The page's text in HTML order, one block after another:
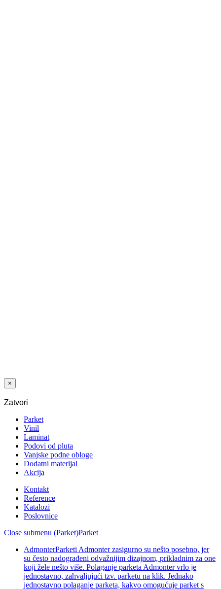
×
Zatvori
Parket
Vinil
Laminat
Podovi od pluta
Vanjske podne obloge
Dodatni materijal
Akcija
Kontakt
Reference
Katalozi
Poslovnice
Close submenu (Parket)Parket
AdmonterParketi Admonter zasigurno su nešto posebno, jer
su često nadograđeni odvažnijim dizajnom, prikladnim za one
koji žele nešto više. Polaganje parketa Admonter vrlo je
jednostavno, zahvaljujući tzv. parketu na klik. Jednako
jednostavno polaganje parketa, kakvo omogućuje parket s